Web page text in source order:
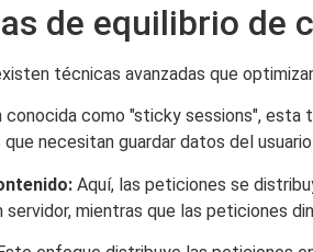
de equilibrio de
técnicas avanzadas que
conocida como "sticky sessions", esta
necesitan guardar datos del
Aquí, las peticiones se
mientras que las peticiones